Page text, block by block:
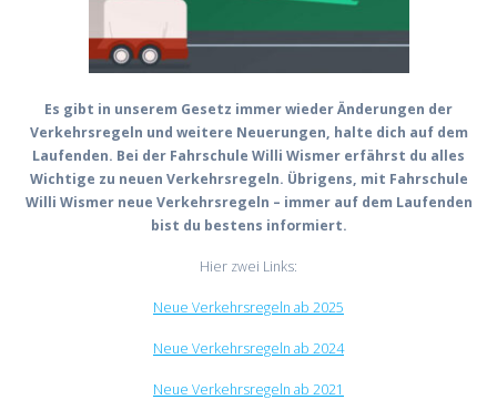
Es gibt in unserem Gesetz immer wieder Änderungen der
Verkehrsregeln und weitere Neuerungen, halte dich auf dem
Laufenden. Bei der Fahrschule Willi Wismer erfährst du alles
Wichtige zu neuen Verkehrsregeln. Übrigens, mit Fahrschule
Willi Wismer neue Verkehrsregeln – immer auf dem Laufenden
bist du bestens informiert.
Hier zwei Links:
Neue Verkehrsregeln ab 2025
Neue Verkehrsregeln ab 2024
Neue Verkehrsregeln ab 2021